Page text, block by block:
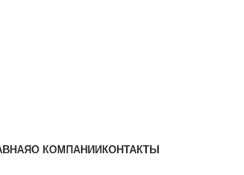
О КОМПАНИИ КОНТАКТЫ